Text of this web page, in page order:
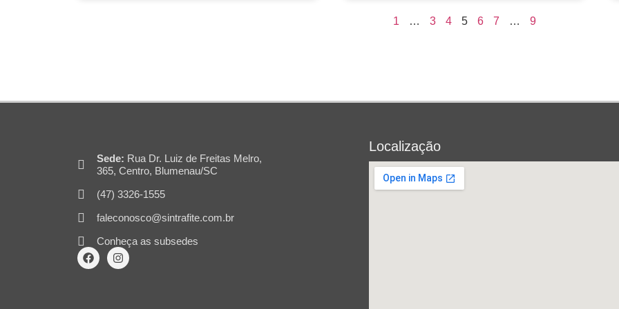
1 … 3 4 5 6 7 … 9
Sede: Rua Dr. Luiz de Freitas Melro,
365, Centro, Blumenau/SC
(47) 3326-1555
faleconosco@sintrafite.com.br
Conheça as subsedes
Localização